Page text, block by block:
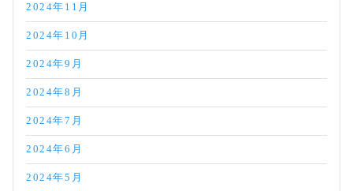
2024年11月
2024年10月
2024年9月
2024年8月
2024年7月
2024年6月
2024年5月